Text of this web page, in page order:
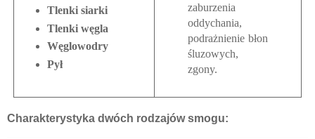
Tlenki siarki
Tlenki węgla
Węglowodry
Pył
zaburzenia
oddychania,
podrażnienie błon
śluzowych,
zgony.
Charakterystyka dwóch rodzajów smogu: